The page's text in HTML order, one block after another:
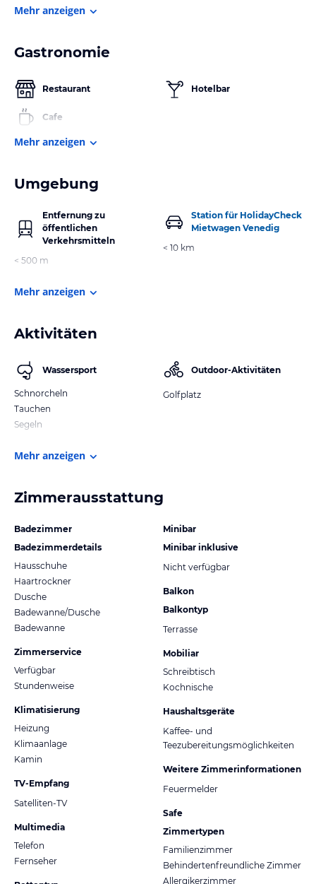
Mehr anzeigen
Gastronomie
Restaurant
Cafe
Hotelbar
Mehr anzeigen
Umgebung
Entfernung zu
öffentlichen
Verkehrsmitteln
< 500 m
Station für HolidayCheck
Mietwagen Venedig
< 10 km
Mehr anzeigen
Aktivitäten
Wassersport
Schnorcheln
Tauchen
Segeln
Outdoor-Aktivitäten
Golfplatz
Mehr anzeigen
Zimmerausstattung
Badezimmer
Badezimmerdetails
Hausschuhe
Haartrockner
Dusche
Badewanne/Dusche
Badewanne
Zimmerservice
Verfügbar
Stundenweise
Klimatisierung
Heizung
Klimaanlage
Kamin
TV-Empfang
Satelliten-TV
Multimedia
Telefon
Fernseher
Minibar
Minibar inklusive
Nicht verfügbar
Balkon
Balkontyp
Terrasse
Mobiliar
Schreibtisch
Kochnische
Haushaltsgeräte
Kaffee- und
Teezubereitungsmöglichkeiten
Weitere Zimmerinformationen
Feuermelder
Safe
Zimmertypen
Familienzimmer
Behindertenfreundliche Zimmer
Allergikerzimmer